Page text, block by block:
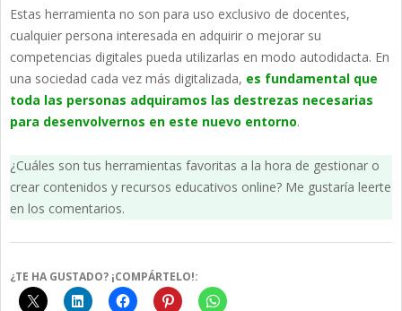
Estas herramienta no son para uso exclusivo de docentes,
cualquier persona interesada en adquirir o mejorar su
competencias digitales pueda utilizarlas en modo autodidacta. En
una sociedad cada vez más digitalizada, es fundamental que
toda las personas adquiramos las destrezas necesarias
para desenvolvernos en este nuevo entorno.
¿Cuáles son tus herramientas favoritas a la hora de gestionar o
crear contenidos y recursos educativos online? Me gustaría leerte
en los comentarios.
¿TE HA GUSTADO? ¡COMPÁRTELO!: